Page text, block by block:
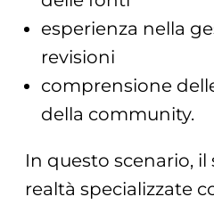
esperienza nella
revisioni
comprensione
della community.
In questo scenario,
realtà specializzate